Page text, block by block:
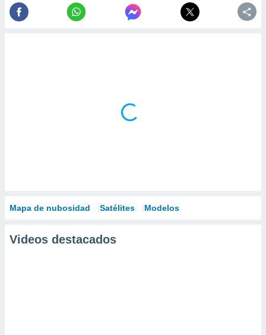
Mapa de nubosidad Satélites Modelos
Videos destacados